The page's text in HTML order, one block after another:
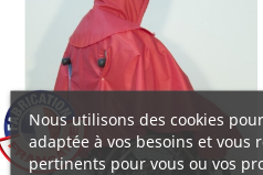
Nous utilisons des cookies
adaptée à vos besoins et
pertinents pour vous ou vos